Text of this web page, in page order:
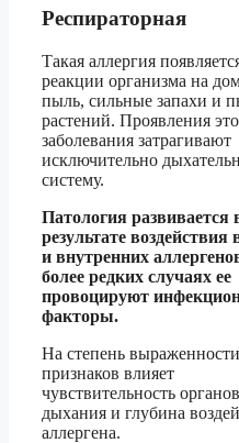
Респираторная
Такая аллергия
реакции организма на
пыль, сильные запахи и
растений. Проявления
заболевания затрагивают
исключительно
систему.
Патология развивается
результате
и внутренних
более редких случаях ее
провоцируют
факторы.
На степень выраженности
признаков влияет
чувствительность органов
дыхания и глубина
аллергена.